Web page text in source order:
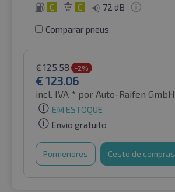
C C 72 dB
Comparar pneus
€ 125.58 -2%
€123.06
incl. IVA * por Auto-Raifen GmbH
EM ESTOQUE
Envio gratuito
Pormenores Cesto de compras